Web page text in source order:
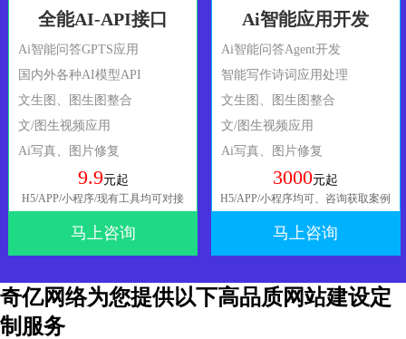
全能AI-API接口
Ai智能问答GPTS应用
国内外各种AI模型API
文生图、图生图整合
文/图生视频应用
Ai写真、图片修复
9.9元起
H5/APP/小程序/现有工具均可对接
马上咨询
Ai智能应用开发
Ai智能问答Agent开发
智能写作诗词应用处理
文生图、图生图整合
文/图生视频应用
Ai写真、图片修复
3000元起
H5/APP/小程序均可、咨询获取案例
马上咨询
奇亿网络为您提供以下高品质网站建设定
制服务